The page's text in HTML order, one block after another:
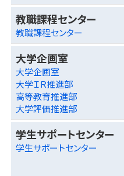
教職課程センター
教職課程センター
大学企画室
大学企画室
大学ＩＲ推進部
高等教育推進部
大学評価推進部
学生サポートセンター
学生サポートセンター